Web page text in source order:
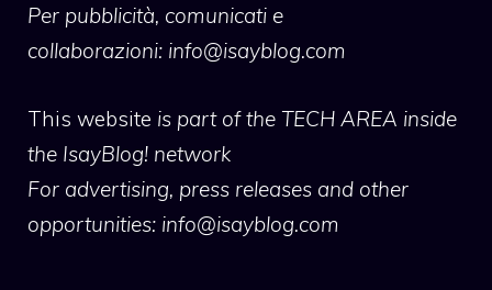
Per pubblicità, comunicati e
collaborazioni: info@isayblog.com
This website is part of the TECH AREA inside
the IsayBlog! network
For advertising, press releases and other
opportunities: info@isayblog.com